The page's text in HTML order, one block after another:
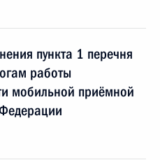
пункта 1 перечня
работы
мобильной приёмной